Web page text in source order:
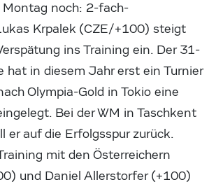
noch: 2-fach-
Krpalek (CZE/+100) steigt
ins Training ein. Der 31-
hat in diesem Jahr erst ein Turnier
Olympia-Gold in Tokio eine
Bei der WM in Taschkent
er auf die Erfolgsspur zurück.
mit den Österreichern
und Daniel Allerstorfer (+100)